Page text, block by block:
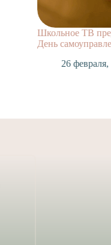
Школьное ТВ
День
26 февраля,